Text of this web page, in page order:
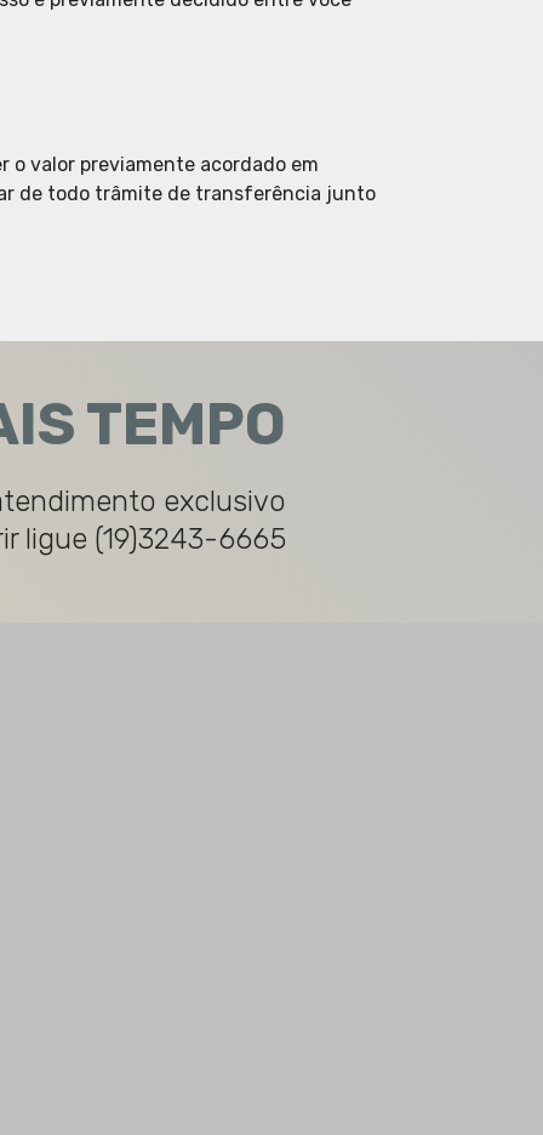
o valor previamente acordado em
de todo trâmite de transferência junto
TEMPO
exclusivo
ligue (19)3243-6665